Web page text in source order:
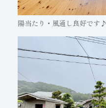
陽当たり・風通し良好です♪